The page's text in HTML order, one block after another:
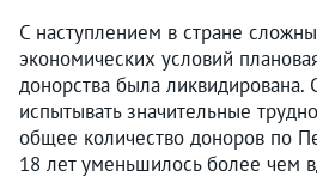
С наступлением в стране
экономических условий
донорства была ликвидирована.
испытывать значительные
общее количество доноров по
18 лет уменьшилось более чем